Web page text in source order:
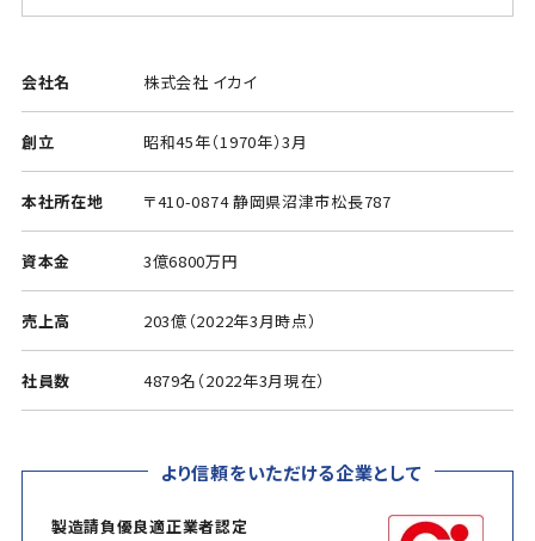
会社名 株式会社 イカイ
創立 昭和45年（1970年）3月
本社所在地 〒410-0874 静岡県沼津市松長787
資本金 3億6800万円
売上高 203億（2022年3月時点）
社員数 4879名（2022年3月現在）
より信頼をいただける企業として
製造請負優良適正業者認定